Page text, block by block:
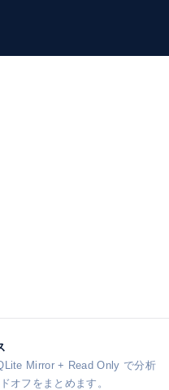
Mirror + Read Only で分析
オフをまとめます。